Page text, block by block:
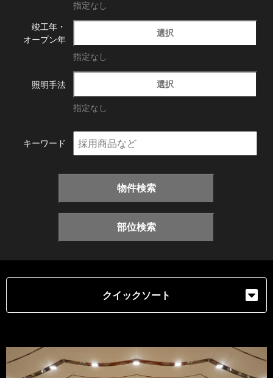
指定なし
竣工年・
オープン年
選択
指定なし
照明手法 選択
指定なし
キーワード
物件検索
部位検索
クイックソート